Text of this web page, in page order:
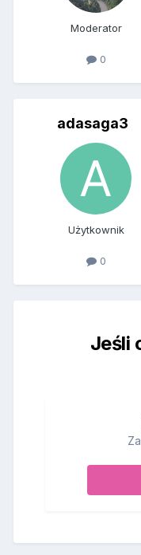
Moderator
0
adasaga3
Użytkownik
0
Jeśli